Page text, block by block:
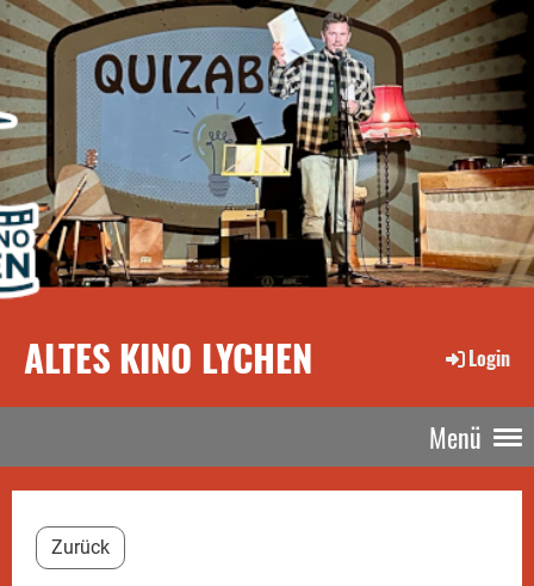
ALTES KINO LYCHEN Login
Menü
Zurück